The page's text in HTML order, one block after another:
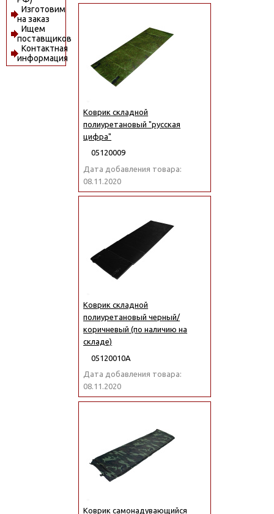
Изготовим
на заказ
Ищем
поставщиков
Контактная
информация
Коврик складной
полиуретановый "русская
цифра"
05120009
Дата добавления товара:
08.11.2020
Коврик складной
полиуретановый черный/
коричневый (по наличию на
складе)
05120010А
Дата добавления товара:
08.11.2020
Коврик самонадувающийся